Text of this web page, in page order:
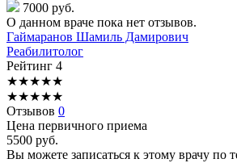
7000 руб.
О данном враче пока нет отзывов.
Гаймаранов Шамиль Дамирович
Реабилитолог
Рейтинг 4
★★★★★
★★★★★
Отзывов 0
Цена первичного приема
5500 руб.
Вы можете записаться к этому врачу по